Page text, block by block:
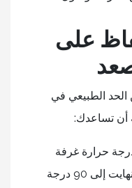
على
الطبيعي في
أن تساعدك:
حرارة غرفة
المحرك بين 45 درجة فهرنهايت إلى 90 درجة